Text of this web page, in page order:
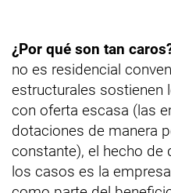
¿Por qué son tan
no es residencial
estructurales sostienen
con oferta escasa (las
dotaciones de manera
constante), el hecho de
los casos es la